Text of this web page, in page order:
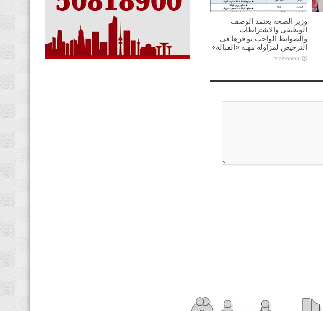
وزير الصحة يعتمد الوصف
الوظيفي والاشتراطات
والضوابط الواجب توافرها في
الترخيص لمزاولة مهنة «القبالة»
2026/08/03